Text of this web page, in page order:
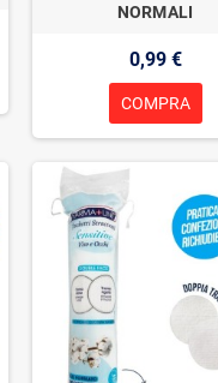
NORMALI
0,99 €
COMPRA